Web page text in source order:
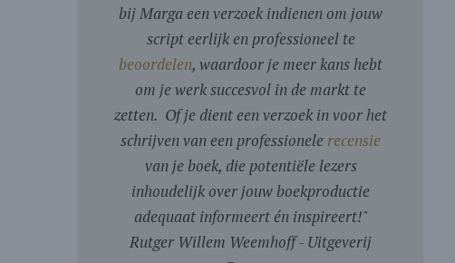
bij Marga een verzoek indienen om jouw
script eerlijk en professioneel te
beoordelen, waardoor je meer kans hebt
om je werk succesvol in de markt te
zetten. Of je dient een verzoek in voor het
schrijven van een professionele recensie
van je boek, die potentiële lezers
inhoudelijk over jouw boekproductie
adequaat informeert én inspireert!"
Rutger Willem Weemhoff - Uitgeverij